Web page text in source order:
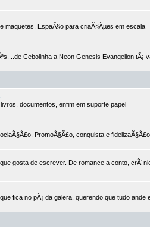
maquetes. EspaÃ§o para criaÃ§Ãµes em escala
Cebolinha a Neon Genesis Evangelion tÃ¡
documentos, enfim em suporte papel
PromoÃ§Ã£o, conquista e
gosta de escrever. De romance a conto,
fica no pÃ¡ da galera, querendo que tudo ande